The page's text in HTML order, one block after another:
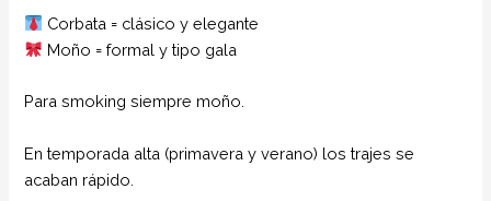
Corbata = clásico y elegante
Moño = formal y tipo gala
Para smoking siempre moño.
En temporada alta (primavera y verano) los trajes se
acaban rápido.